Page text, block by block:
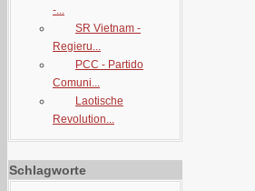
-...
SR Vietnam -
Regieru...
PCC - Partido
Comuni...
Laotische
Revolution...
Schlagworte